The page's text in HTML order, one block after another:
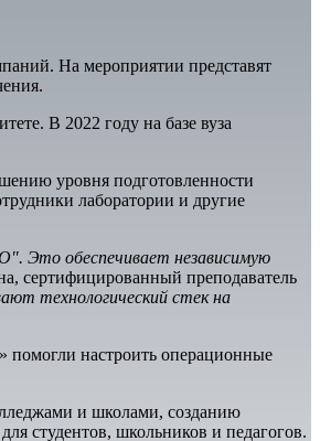
На мероприятии представят
В 2022 году на базе вуза
уровня подготовленности
лаборатории и другие
Это обеспечивает независимую
сертифицированный преподаватель
технологический стек на
помогли настроить операционные
и школами, созданию
студентов, школьников и педагогов.